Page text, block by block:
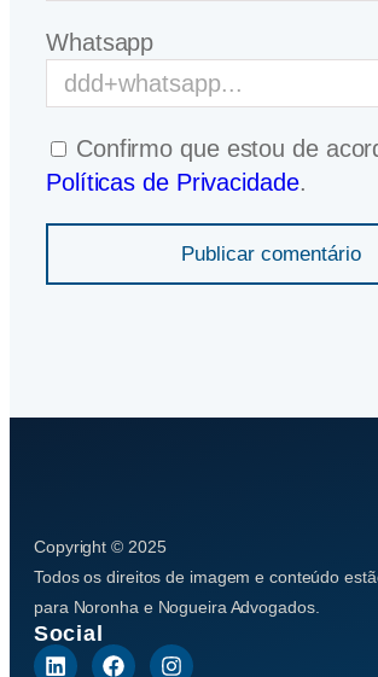
Whatsapp
Confirmo que estou de
Políticas de Privacidade.
Publicar comentário
Copyright © 2025
Todos os direitos de imagem e conteúdo
para Noronha e Nogueira Advogados.
Social